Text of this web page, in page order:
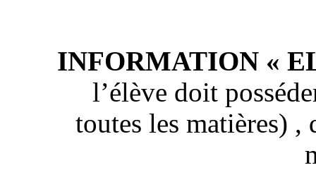
INFORMATION «
l’élève doit
toutes les matières) ,